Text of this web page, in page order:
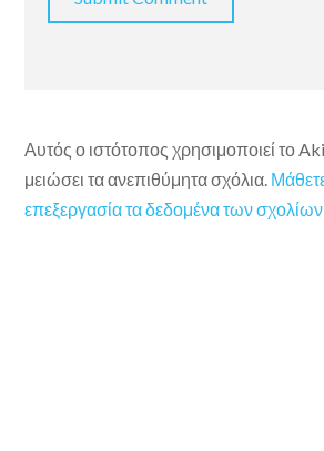
Αυτός ο ιστότοπος χρησιμοποιεί το
μειώσει τα ανεπιθύμητα σχόλια.
επεξεργασία τα δεδομένα των